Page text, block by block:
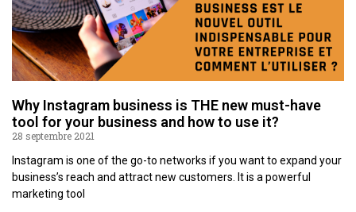
Why Instagram business is THE new must-have
tool for your business and how to use it?
28 septembre 2021
Instagram is one of the go-to networks if you want to expand your
business’s reach and attract new customers. It is a powerful
marketing tool